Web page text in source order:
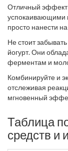
Отличный эффект
успокаивающими
просто нанести на
борьбе с
состояние кожи.
раздражения и
провести
Не стоит
йогурт. Они
ферментам и
йогурта, нанести
средство
мягкой.
Комбинируйте и
отслеживая
мгновенный
появиться спустя
использования,
Таблица
средств и